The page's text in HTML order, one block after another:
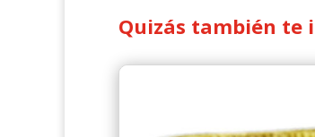
Quizás también te